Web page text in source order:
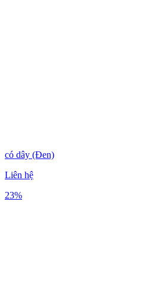
có dây (Đen)
Liên hệ
23%